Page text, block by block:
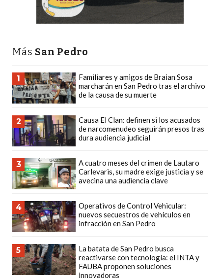
WHATSAPP
ONLINE
EN
ARGENTINA:
CHANGUITO.COM.AR
OTRAS
PLATAFORMAS
VENTA
POR
WHATSAPP
CÓMO
RECIBIR
PEDIDOS
COMIDA
POR
Más San Pedro
1
Familiares y amigos de Braian Sosa
marcharán en San Pedro tras el archivo
de la causa de su muerte
2
Causa El Clan: definen si los acusados
de narcomenudeo seguirán presos tras
dura audiencia judicial
3
A cuatro meses del crimen de Lautaro
Carlevaris, su madre exige justicia y se
avecina una audiencia clave
4
Operativos de Control Vehicular:
nuevos secuestros de vehículos en
infracción en San Pedro
5
La batata de San Pedro busca
reactivarse con tecnología: el INTA y
FAUBA proponen soluciones
innovadoras